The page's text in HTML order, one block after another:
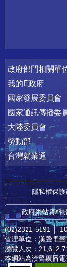
政府部門相關單
我的E政府
國家發展委員會
國家通訊傳播委
大陸委員會
勞動部
台灣就業通
隱私權保護
政府網站資料
(02)2321-5191 │
管理單位：漢聲電臺
瀏覽人次：
本網站為漢聲廣播